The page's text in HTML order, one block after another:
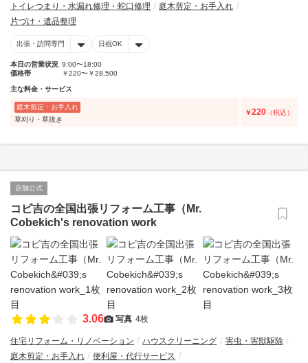
トイレつまり・水漏れ修理・蛇口修理
庭木剪定・お手入れ
片づけ・遺品整理
出張・訪問専門 日祝OK
本日の営業状況 9:00〜18:00
価格帯
￥220〜￥28,500
主な料金・サービス
庭木剪定・お手入れ
草刈り・草抜き
￥220 （税込）
店舗公式
コビ吉の全国出張リフォーム工事（Mr.
Cobekich's renovation work
3.06 写真 4枚
住宅リフォーム・リノベーション ハウスクリーニング
害虫・害獣駆除
庭木剪定・お手入れ
便利屋・代行サービス